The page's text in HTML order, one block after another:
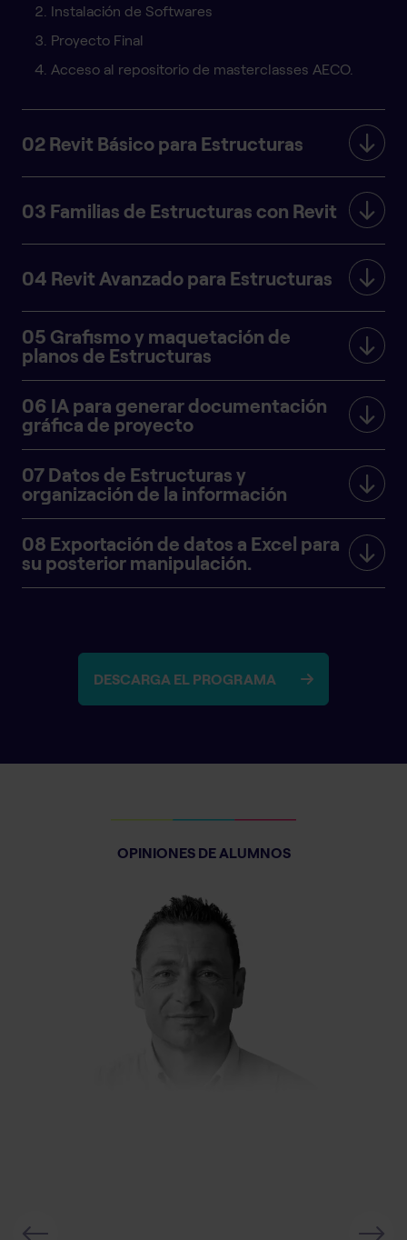
Instalación de Softwares
Proyecto Final
Acceso al repositorio de masterclasses AECO.
02 Revit Básico para Estructuras
03 Familias de Estructuras con Revit
04 Revit Avanzado para Estructuras
05 Grafismo y maquetación de
planos de Estructuras
06 IA para generar documentación
gráfica de proyecto
07 Datos de Estructuras y
organización de la información
08 Exportación de datos a Excel para
su posterior manipulación.
DESCARGA EL PROGRAMA
OPINIONES DE ALUMNOS